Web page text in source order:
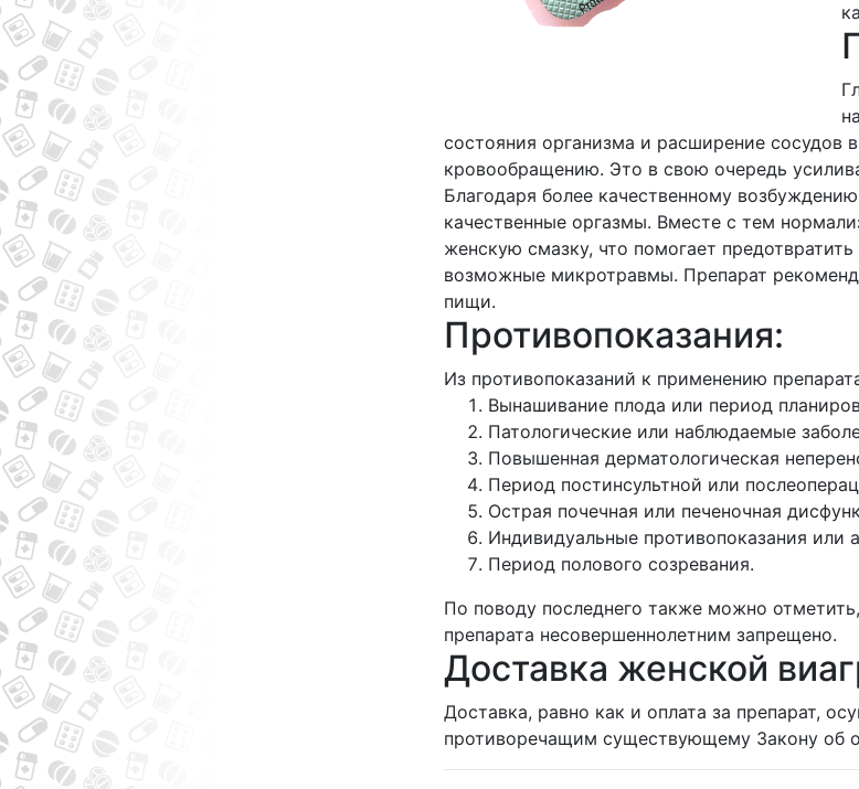
состояния организма и расширение сосудов
кровообращению. Это в свою очередь
Благодаря более качественному
качественные оргазмы. Вместе с тем
женскую смазку, что помогает
возможные микротравмы. Препарат
пищи.
Противопоказания:
Из противопоказаний к применению
Вынашивание плода или период
Патологические или наблюдаемые
Повышенная дерматологическая
Период постинсультной или
Острая почечная или печеночная
Индивидуальные противопоказания или
Период полового созревания.
По поводу последнего также можно
препарата несовершеннолетним запрещено.
Доставка женской
Доставка, равно как и оплата за препарат,
противоречащим существующему Закону об